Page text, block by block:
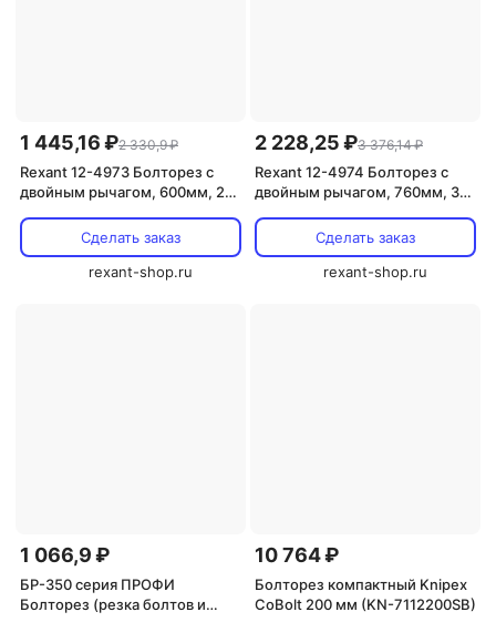
1 445,16 ₽2 330,9 ₽
Rexant 12-4973 Болторез с
двойным рычагом, 600мм, 24
Сделать заказ
rexant-shop.ru
2 228,25 ₽3 376,14 ₽
Rexant 12-4974 Болторез с
двойным рычагом, 760мм, 30
Сделать заказ
rexant-shop.ru
1 066,9 ₽
БР-350 серия ПРОФИ
Болторез (резка болтов и
10 764 ₽
Болторез компактный Knipex
CoBolt 200 мм (KN-7112200SB)